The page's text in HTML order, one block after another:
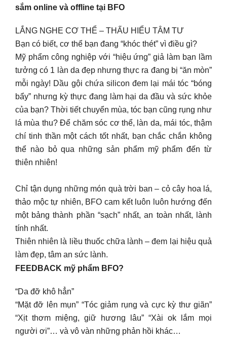
sắm online và offline tại BFO
LẮNG NGHE CƠ THỂ – THẤU HIỂU TÂM TƯ
Bạn có biết, cơ thể bạn đang “khóc thét” vì điều gì?
Mỹ phẩm công nghiệp với “hiệu ứng” giả làm bạn lầm
tưởng có 1 làn da đẹp nhưng thực ra đang bị “ăn mòn”
mỗi ngày! Dầu gội chứa silicon đem lại mái tóc “bóng
bẩy” nhưng kỳ thực đang làm hại da đầu và sức khỏe
của bạn? Thời tiết chuyển mùa, tóc bạn cũng rụng như
lá mùa thu? Để chăm sóc cơ thể, làn da, mái tóc, thậm
chí tinh thần một cách tốt nhất, bạn chắc chắn không
thể nào bỏ qua những sản phẩm mỹ phẩm đến từ
thiên nhiên!
Chỉ tận dụng những món quà trời ban – cỏ cây hoa lá,
thảo mộc tự nhiên, BFO cam kết luôn luôn hướng đến
một bảng thành phần “sạch” nhất, an toàn nhất, lành
tính nhất.
Thiên nhiên là liều thuốc chữa lành – đem lại hiệu quả
làm đẹp, tâm an sức lành.
FEEDBACK mỹ phẩm BFO?
“Da đỡ khô hẳn”
“Mặt đỡ lên mụn” “Tóc giảm rụng và cực kỳ thư giãn”
“Xịt thơm miệng, giữ hương lâu” “Xài ok lắm mọi
người ơi”… và vô vàn những phản hồi khác…